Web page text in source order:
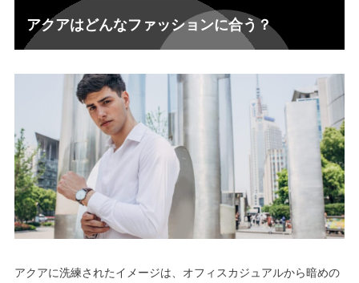
アクアはどんなファッションに合う？
アクアに洗練されたイメージは、オフィスカジュアルから暗めの